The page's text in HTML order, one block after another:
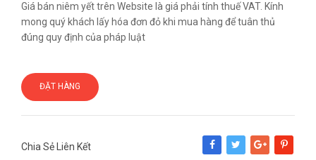
Giá bán niêm yết trên Website là giá phải tính thuế VAT. Kính
mong quý khách lấy hóa đơn đỏ khi mua hàng để tuân thủ
đúng quy định của pháp luật
ĐẶT HÀNG
Chia Sẻ Liên Kết
Share Tweet Google+Pinterest